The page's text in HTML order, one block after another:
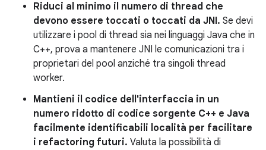
Riduci al minimo il numero di thread che
devono essere toccati o toccati da JNI. Se devi
utilizzare i pool di thread sia nei linguaggi Java che in
C++, prova a mantenere JNI le comunicazioni tra i
proprietari del pool anziché tra singoli thread
worker.
Mantieni il codice dell'interfaccia in un
numero ridotto di codice sorgente C++ e Java
facilmente identificabili località per facilitare
i refactoring futuri. Valuta la possibilità di